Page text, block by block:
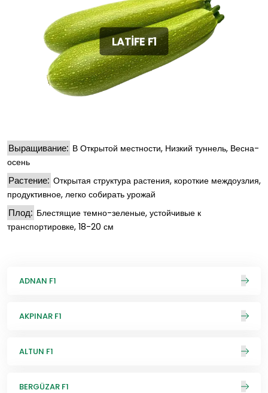
LATİFE F1
Выращивание: В Открытой местности, Низкий туннель, Весна-
осень
Растение: Открытая структура растения, короткие междоузлия,
продуктивное, легко собирать урожай
Плод: Блестящие темно-зеленые, устойчивые к
транспортировке, 18-20 см
ADNAN F1
AKPINAR F1
ALTUN F1
BERGÜZAR F1